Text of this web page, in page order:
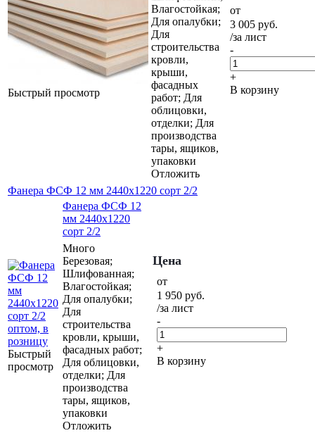
Быстрый просмотр
Влагостойкая;
Для опалубки;
Для
строительства
кровли,
крыши,
фасадных
работ; Для
облицовки,
отделки; Для
производства
тары, ящиков,
упаковки
Отложить
от
3 005 руб.
/за лист
-
+
В корзину
Фанера ФСФ 12 мм 2440х1220 сорт 2/2
Быстрый
просмотр
Фанера ФСФ 12
мм 2440х1220
сорт 2/2
Много
Березовая;
Шлифованная;
Влагостойкая;
Для опалубки;
Для
строительства
кровли, крыши,
фасадных работ;
Для облицовки,
отделки; Для
производства
тары, ящиков,
упаковки
Отложить
Цена
от
1 950 руб.
/за лист
-
+
В корзину